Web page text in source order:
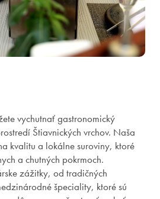
vychutnať gastronomický
Štiavnických vrchov. Naša
kvalitu a lokálne suroviny, ktoré
a chutných pokrmoch.
zážitky, od tradičných
špeciality, ktoré sú